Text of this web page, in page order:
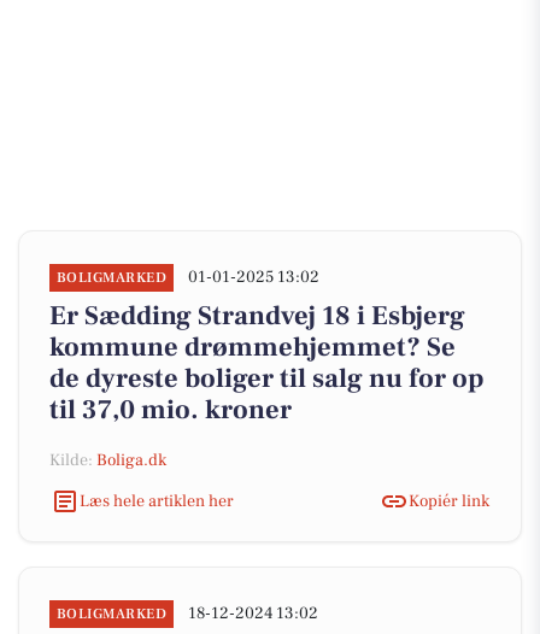
BOLIGMARKED 01-01-2025 13:02
Er Sædding Strandvej 18 i Esbjerg
kommune drømmehjemmet? Se
de dyreste boliger til salg nu for op
til 37,0 mio. kroner
Kilde: Boliga.dk
Læs hele artiklen her
Kopiér link
BOLIGMARKED 18-12-2024 13:02